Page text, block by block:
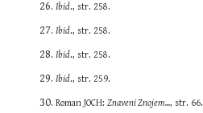
Ibid., str. 258.
Ibid., str. 258.
Ibid., str. 258.
Ibid., str. 259.
Roman JOCH: Znaveni Znojem..., str. 66.